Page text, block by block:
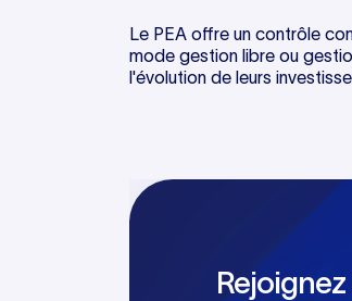
Le PEA offre un contrôle
mode gestion libre ou
l'évolution de leurs